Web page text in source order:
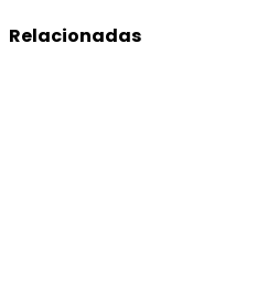
Relacionadas